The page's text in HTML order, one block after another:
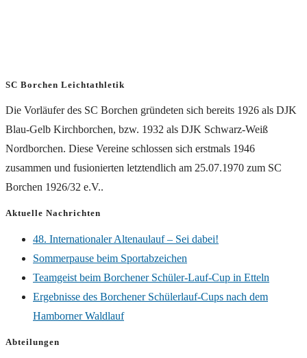
SC Borchen Leichtathletik
Die Vorläufer des SC Borchen gründeten sich bereits 1926 als DJK
Blau-Gelb Kirchborchen, bzw. 1932 als DJK Schwarz-Weiß
Nordborchen. Diese Vereine schlossen sich erstmals 1946
zusammen und fusionierten letztendlich am 25.07.1970 zum SC
Borchen 1926/32 e.V..
Aktuelle Nachrichten
48. Internationaler Altenaulauf – Sei dabei!
Sommerpause beim Sportabzeichen
Teamgeist beim Borchener Schüler-Lauf-Cup in Etteln
Ergebnisse des Borchener Schülerlauf-Cups nach dem
Hamborner Waldlauf
Abteilungen